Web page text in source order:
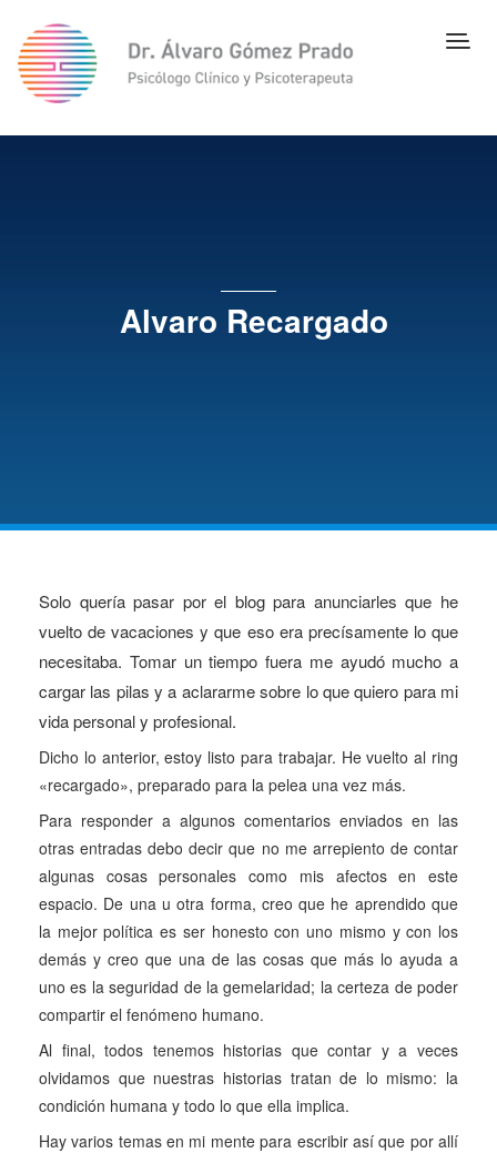
Alvaro Recargado
Solo quería pasar por el blog para anunciarles que he
vuelto de vacaciones y que eso era precísamente lo que
necesitaba. Tomar un tiempo fuera me ayudó mucho a
cargar las pilas y a aclararme sobre lo que quiero para mi
vida personal y profesional.
Dicho lo anterior, estoy listo para trabajar. He vuelto al ring
«recargado», preparado para la pelea una vez más.
Para responder a algunos comentarios enviados en las
otras entradas debo decir que no me arrepiento de contar
algunas cosas personales como mis afectos en este
espacio. De una u otra forma, creo que he aprendido que
la mejor política es ser honesto con uno mismo y con los
demás y creo que una de las cosas que más lo ayuda a
uno es la seguridad de la gemelaridad; la certeza de poder
compartir el fenómeno humano.
Al final, todos tenemos historias que contar y a veces
olvidamos que nuestras historias tratan de lo mismo: la
condición humana y todo lo que ella implica.
Hay varios temas en mi mente para escribir así que por allí